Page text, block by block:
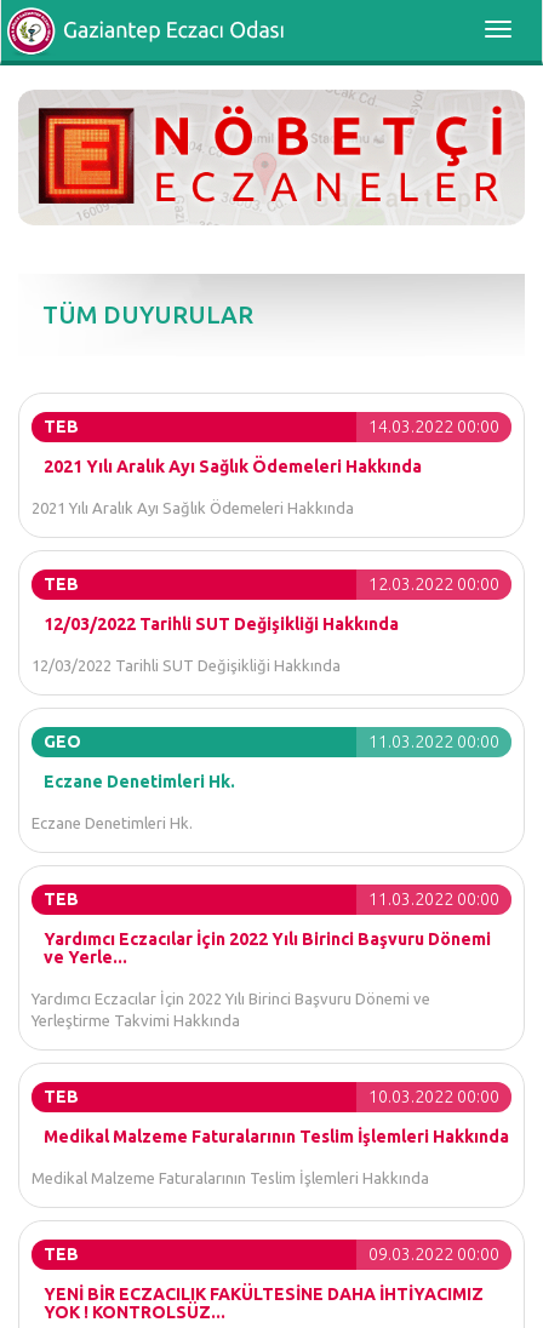
TÜM DUYURULAR
TEB 14.03.2022 00:00
2021 Yılı Aralık Ayı Sağlık Ödemeleri Hakkında
2021 Yılı Aralık Ayı Sağlık Ödemeleri Hakkında
TEB 12.03.2022 00:00
12/03/2022 Tarihli SUT Değişikliği Hakkında
12/03/2022 Tarihli SUT Değişikliği Hakkında
GEO 11.03.2022 00:00
Eczane Denetimleri Hk.
Eczane Denetimleri Hk.
TEB 11.03.2022 00:00
Yardımcı Eczacılar İçin 2022 Yılı Birinci Başvuru Dönemi
ve Yerle...
Yardımcı Eczacılar İçin 2022 Yılı Birinci Başvuru Dönemi ve
Yerleştirme Takvimi Hakkında
TEB 10.03.2022 00:00
Medikal Malzeme Faturalarının Teslim İşlemleri Hakkında
Medikal Malzeme Faturalarının Teslim İşlemleri Hakkında
TEB 09.03.2022 00:00
YENİ BİR ECZACILIK FAKÜLTESİNE DAHA İHTİYACIMIZ
YOK ! KONTROLSÜZ...